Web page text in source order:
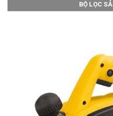
BỘ LỌC
(2)
MaxPro
(1)
XUẤT XỨ